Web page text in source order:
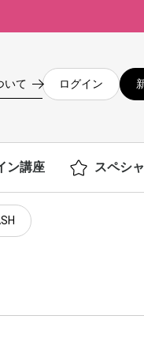
いて ログイン
ン講座 スペシ